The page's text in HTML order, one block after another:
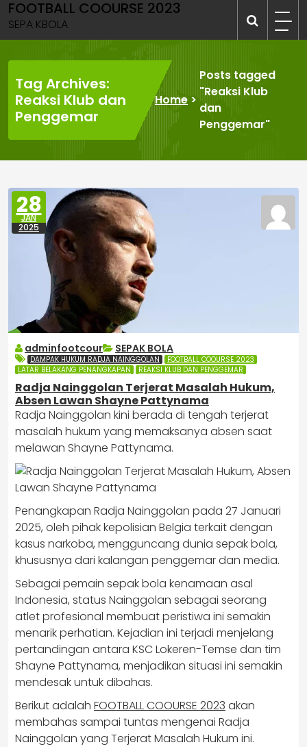
Skip
to
content
FOOTBALL COOURSE 2023
SEPA KBOLA
Tag Archives:
Reaksi Klub dan
Penggemar
Home>
Posts tagged
"Reaksi Klub
dan
Penggemar"
28
JAN
2025
adminfootcour SEPAK BOLA
DAMPAK HUKUM RADJA NAINGGOLAN
FOOTBALL COOURSE 2023
LATAR BELAKANG PENANGKAPAN
REAKSI KLUB DAN PENGGEMAR
Radja Nainggolan Terjerat Masalah Hukum,
Absen Lawan Shayne Pattynama
Radja Nainggolan kini berada di tengah terjerat
masalah hukum yang memaksanya absen saat
melawan Shayne Pattynama.
​Penangkapan Radja Nainggolan pada 27 Januari
2025, oleh pihak kepolisian Belgia terkait dengan
kasus narkoba, mengguncang dunia sepak bola,
khususnya dari kalangan penggemar dan media.
Sebagai pemain sepak bola kenamaan asal
Indonesia, status Nainggolan sebagai seorang
atlet profesional membuat peristiwa ini semakin
menarik perhatian. Kejadian ini terjadi menjelang
pertandingan antara KSC Lokeren-Temse dan tim
Shayne Pattynama, menjadikan situasi ini semakin
mendesak untuk dibahas.
Berikut adalah FOOTBALL COOURSE 2023 akan
membahas sampai tuntas mengenai Radja
Nainggolan yang Terjerat Masalah Hukum ini.